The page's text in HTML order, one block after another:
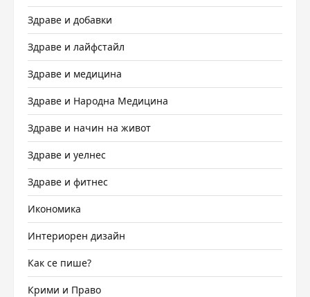
Здраве и добавки
Здраве и лайфстайл
Здраве и медицина
Здраве и Народна Медицина
Здраве и начин на живот
Здраве и уелнес
Здраве и фитнес
Икономика
Интериорен дизайн
Как се пише?
Крими и Право